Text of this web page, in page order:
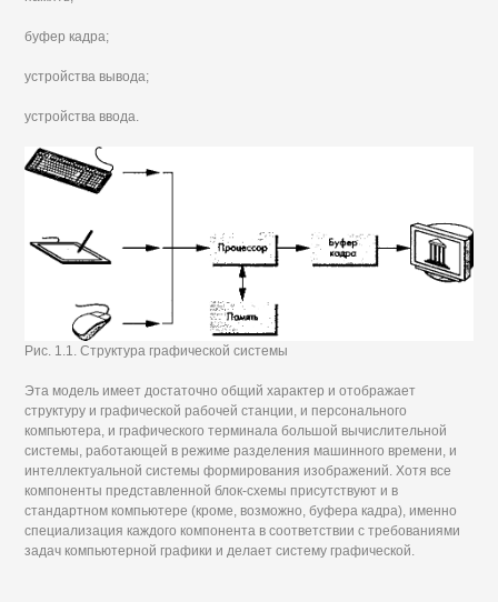
буфер кадра;
устройства вывода;
устройства ввода.
Рис. 1.1. Структура графической системы
Эта модель имеет достаточно общий характер и отображает
структуру и графической рабочей станции, и персонального
компьютера, и графического терминала большой вычислительной
системы, работающей в режиме разделения машинного времени, и
интеллектуальной системы формирования изображений. Хотя все
компоненты представленной блок-схемы присутствуют и в
стандартном компьютере (кроме, возможно, буфера кадра), именно
специализация каждого компонента в соответствии с требованиями
задач компьютерной графики и делает систему графической.